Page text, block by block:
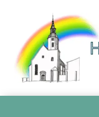
springen
Im
bis März 2021